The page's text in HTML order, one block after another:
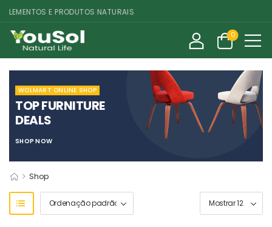
E PRODUTOS NATURAIS
0
WOLMART ONLINE SHOP
TOP FURNITURE
DEALS
SHOP NOW
> Shop